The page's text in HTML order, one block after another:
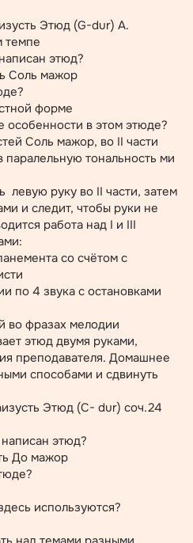
Этюд (G-dur) А.
темпе
этюд?
Соль мажор
форме
в этом этюде?
Соль мажор, во II части
паралельную тональность ми
левую руку во II части, затем
и следит, чтобы руки не
работа над I и III
со счётом с
по 4 звука с остановками
фразах мелодии
этюд двумя руками,
преподавателя. Домашнее
способами и сдвинуть
Этюд (C- dur) соч.24
этюд?
До мажор
используются?